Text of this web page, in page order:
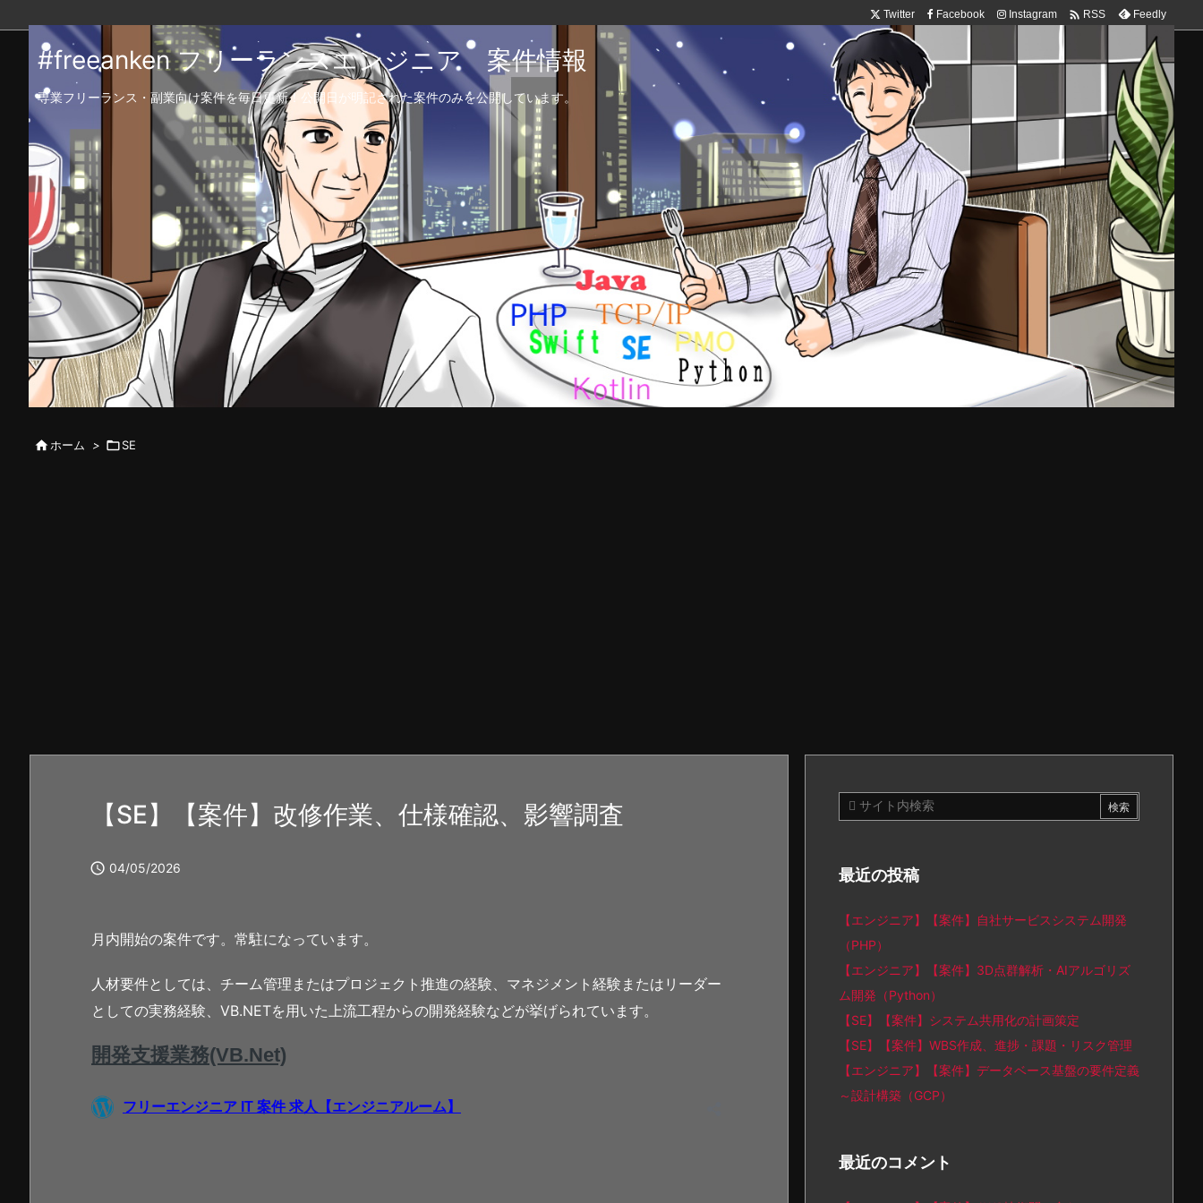
Twitter Facebook Instagram  RSS Feedly
#freeanken フリーランスエンジニア 案件情報
専業フリーランス・副業向け案件を毎日更新！公開日が明記された案件のみを公開しています。
 ホーム > SE
【SE】【案件】改修作業、仕様確認、影響調査
 04/05/2026
月内開始の案件です。常駐になっています。
人材要件としては、チーム管理またはプロジェクト推進の経験、マネジメント経験またはリーダー
としての実務経験、VB.NETを用いた上流工程からの開発経験などが挙げられています。
最近の投稿
【エンジニア】【案件】自社サービスシステム開発
（PHP）
【エンジニア】【案件】3D点群解析・AIアルゴリズ
ム開発（Python）
【SE】【案件】システム共用化の計画策定
【SE】【案件】WBS作成、進捗・課題・リスク管理
【エンジニア】【案件】データベース基盤の要件定義
～設計構築（GCP）
最近のコメント